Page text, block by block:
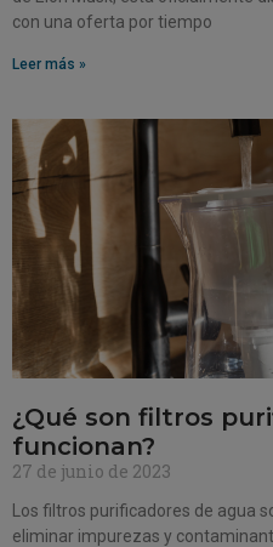
con una oferta por tiempo
Leer más »
¿Qué son filtros
funcionan?
27 de junio de 2023
Los filtros purificadores de agua
eliminar impurezas y